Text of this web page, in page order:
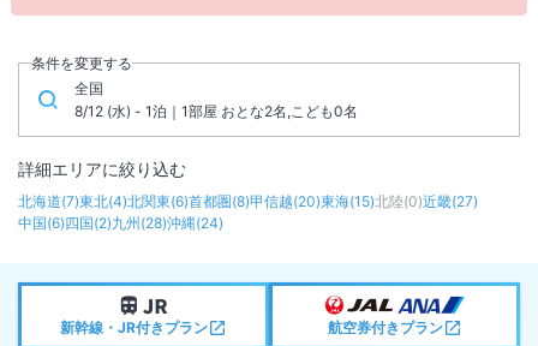
条件を変更する
全国
8/12 (水) - 1泊｜1部屋 おとな2名,こども0名
詳細エリアに絞り込む
北海道(7)東北(4)北関東(6)首都圏(8)甲信越(20)東海(15)北陸(0)近畿(27)
中国(6)四国(2)九州 (28)沖縄(24)
新幹線・JR付きプラン 航空券付きプラン